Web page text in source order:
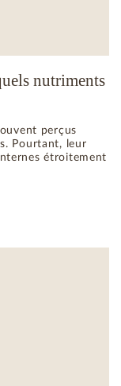
nutriments
perçus
Pourtant, leur
étroitement